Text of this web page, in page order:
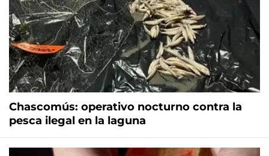
Chascomús: operativo nocturno contra la
pesca ilegal en la laguna